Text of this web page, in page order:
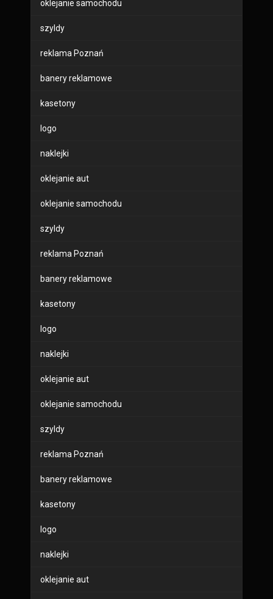
oklejanie samochodu
szyldy
reklama Poznań
banery reklamowe
kasetony
logo
naklejki
oklejanie aut
oklejanie samochodu
szyldy
reklama Poznań
banery reklamowe
kasetony
logo
naklejki
oklejanie aut
oklejanie samochodu
szyldy
reklama Poznań
banery reklamowe
kasetony
logo
naklejki
oklejanie aut